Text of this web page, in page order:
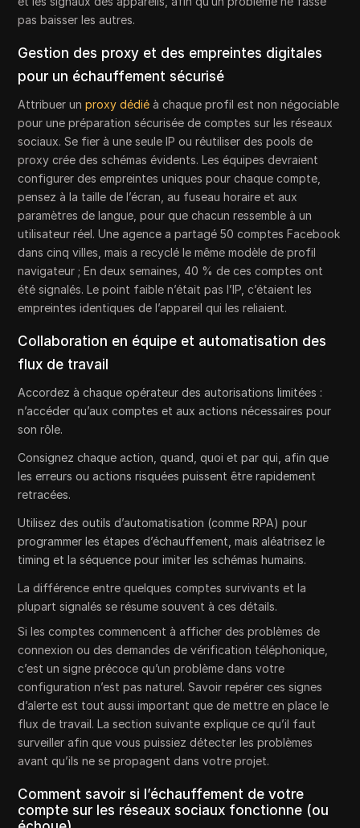
pas baisser les autres.
Gestion des proxy et des empreintes digitales
pour un échauffement sécurisé
Attribuer unproxy dédié à chaque profil est non négociable
pour une préparation sécurisée de comptes sur les réseaux
sociaux. Se fier à une seule IP ou réutiliser des pools de
proxy crée des schémas évidents. Les équipes devraient
configurer des empreintes uniques pour chaque compte,
pensez à la taille de l’écran, au fuseau horaire et aux
paramètres de langue, pour que chacun ressemble à un
utilisateur réel. Une agence a partagé 50 comptes Facebook
dans cinq villes, mais a recyclé le même modèle de profil
navigateur ; En deux semaines, 40 % de ces comptes ont
été signalés. Le point faible n’était pas l’IP, c’étaient les
empreintes identiques de l’appareil qui les reliaient.
Collaboration en équipe et automatisation des
flux de travail
Accordez à chaque opérateur des autorisations limitées :
n’accéder qu’aux comptes et aux actions nécessaires pour
son rôle.
Consignez chaque action, quand, quoi et par qui, afin que
les erreurs ou actions risquées puissent être rapidement
retracées.
Utilisez des outils d’automatisation (comme RPA) pour
programmer les étapes d’échauffement, mais aléatrisez le
timing et la séquence pour imiter les schémas humains.
La différence entre quelques comptes survivants et la
plupart signalés se résume souvent à ces détails.
Si les comptes commencent à afficher des problèmes de
connexion ou des demandes de vérification téléphonique,
c’est un signe précoce qu’un problème dans votre
configuration n’est pas naturel. Savoir repérer ces signes
d’alerte est tout aussi important que de mettre en place le
flux de travail. La section suivante explique ce qu’il faut
surveiller afin que vous puissiez détecter les problèmes
avant qu’ils ne se propagent dans votre projet.
Comment savoir si l’échauffement de votre
compte sur les réseaux sociaux fonctionne (ou